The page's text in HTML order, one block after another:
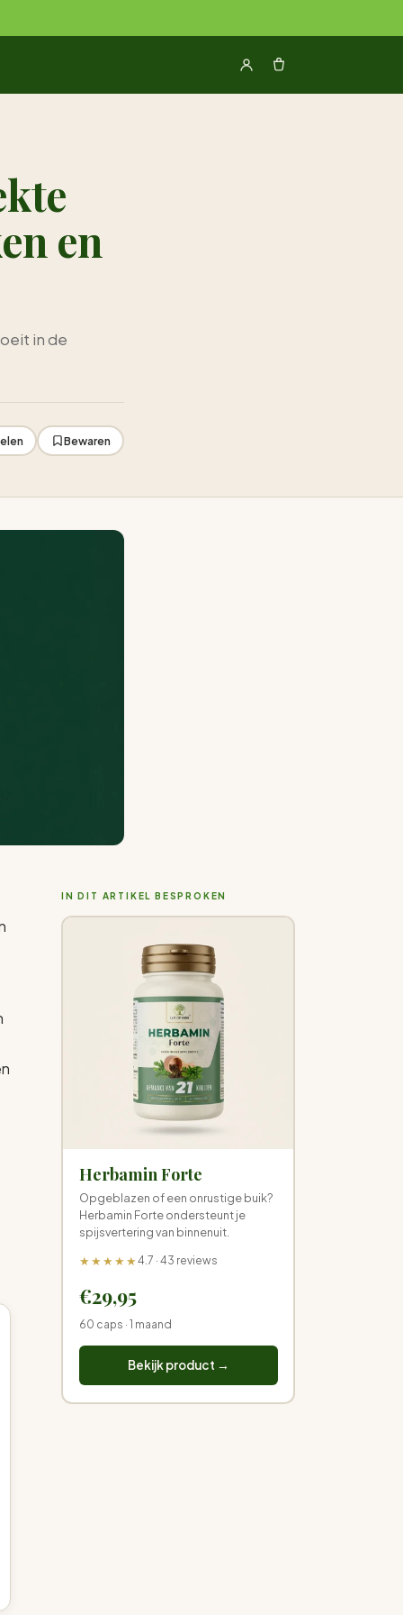
en
in de
Bewaren
IN DIT ARTIKEL BESPROKEN
Herbamin Forte
Opgeblazen of een onrustige buik?
Herbamin Forte ondersteunt je
spijsvertering van binnenuit.
★★★★★4.7 · 43 reviews
€29,95
60 caps · 1 maand
Bekijk product →